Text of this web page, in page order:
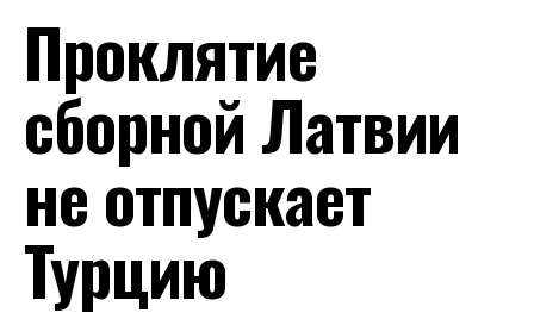
Проклятие
сборной Латвии
не отпускает
Турцию